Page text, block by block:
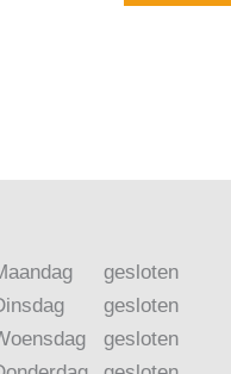
gesloten
gesloten
gesloten